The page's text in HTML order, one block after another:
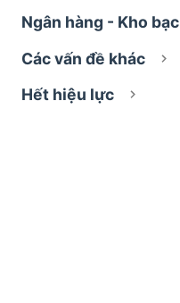
Ngân hàng - Kho bạc
Các vấn đề khác
Hết hiệu lực